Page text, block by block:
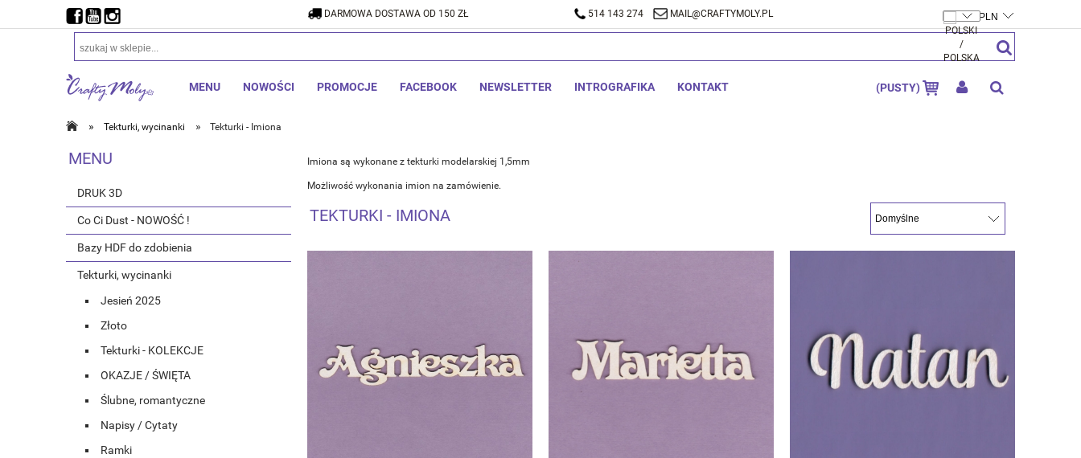
DARMOWA DOSTAWA OD 150 ZŁ 514 143 274 MAIL@CRAFTYMOLY.PL ZALOGUJ SIĘ
(PUSTY)
MENU NOWOŚCI PROMOCJE FACEBOOK NEWSLETTER INTROGRAFIKA KONTAKT
» Tekturki, wycinanki » Tekturki - Imiona
MENU
DRUK 3D
Co Ci Dust - NOWOŚĆ !
Bazy HDF do zdobienia
Tekturki, wycinanki
Jesień 2025
Złoto
Tekturki - KOLEKCJE
OKAZJE / ŚWIĘTA
Ślubne, romantyczne
Napisy / Cytaty
Ramki
Imiona są wykonane z tekturki modelarskiej 1,5mm
Możliwość wykonania imion na zamówienie.
TEKTURKI - IMIONA